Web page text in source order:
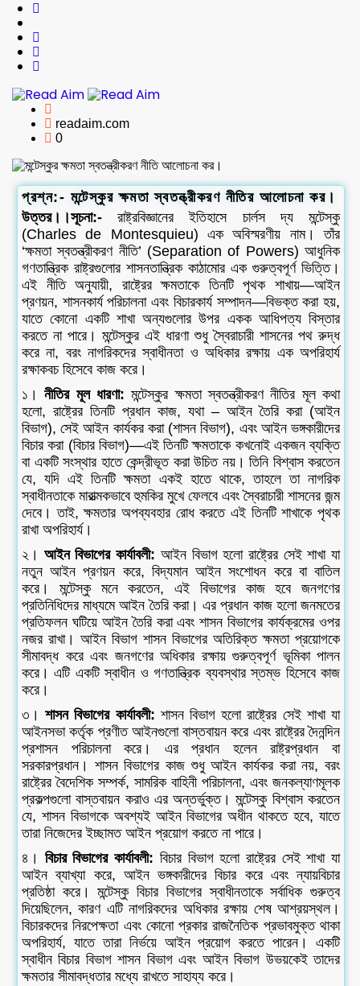
Read Aim
readaim.com
0
প্রশ্ন:- মন্টেস্কুর ক্ষমতা স্বতন্ত্রীকরণ নীতির আলোচনা কর।
উত্তর।।সূচনা:- রাষ্ট্রবিজ্ঞানের ইতিহাসে চার্লস দ্য মন্টেস্কু
(Charles de Montesquieu) এক অবিস্মরণীয় নাম। তাঁর
‘ক্ষমতা স্বতন্ত্রীকরণ নীতি’ (Separation of Powers) আধুনিক
গণতান্ত্রিক রাষ্ট্রগুলোর শাসনতান্ত্রিক কাঠামোর এক গুরুত্বপূর্ণ ভিত্তি।
এই নীতি অনুযায়ী, রাষ্ট্রের ক্ষমতাকে তিনটি পৃথক শাখায়—আইন
প্রণয়ন, শাসনকার্য পরিচালনা এবং বিচারকার্য সম্পাদন—বিভক্ত করা হয়,
যাতে কোনো একটি শাখা অন্যগুলোর উপর একক আধিপত্য বিস্তার
করতে না পারে। মন্টেস্কুর এই ধারণা শুধু স্বৈরাচারী শাসনের পথ রুদ্ধ
করে না, বরং নাগরিকদের স্বাধীনতা ও অধিকার রক্ষায় এক অপরিহার্য
রক্ষাকবচ হিসেবে কাজ করে।
১।নীতির মূল ধারণা: মন্টেস্কুর ক্ষমতা স্বতন্ত্রীকরণ নীতির মূল কথা
হলো, রাষ্ট্রের তিনটি প্রধান কাজ, যথা – আইন তৈরি করা (আইন
বিভাগ), সেই আইন কার্যকর করা (শাসন বিভাগ), এবং আইন ভঙ্গকারীদের
বিচার করা (বিচার বিভাগ)—এই তিনটি ক্ষমতাকে কখনোই একজন ব্যক্তি
বা একটি সংস্থার হাতে কেন্দ্রীভূত করা উচিত নয়। তিনি বিশ্বাস করতেন
যে, যদি এই তিনটি ক্ষমতা একই হাতে থাকে, তাহলে তা নাগরিক
স্বাধীনতাকে মারাত্মকভাবে হুমকির মুখে ফেলবে এবং স্বৈরাচারী শাসনের জন্ম
দেবে। তাই, ক্ষমতার অপব্যবহার রোধ করতে এই তিনটি শাখাকে পৃথক
রাখা অপরিহার্য।
২। আইন বিভাগের কার্যাবলী: আইন বিভাগ হলো রাষ্ট্রের সেই শাখা যা
নতুন আইন প্রণয়ন করে, বিদ্যমান আইন সংশোধন করে বা বাতিল
করে। মন্টেস্কু মনে করতেন, এই বিভাগের কাজ হবে জনগণের
প্রতিনিধিদের মাধ্যমে আইন তৈরি করা। এর প্রধান কাজ হলো জনমতের
প্রতিফলন ঘটিয়ে আইন তৈরি করা এবং শাসন বিভাগের কার্যক্রমের ওপর
নজর রাখা। আইন বিভাগ শাসন বিভাগের অতিরিক্ত ক্ষমতা প্রয়োগকে
সীমাবদ্ধ করে এবং জনগণের অধিকার রক্ষায় গুরুত্বপূর্ণ ভূমিকা পালন
করে। এটি একটি স্বাধীন ও গণতান্ত্রিক ব্যবস্থার স্তম্ভ হিসেবে কাজ
করে।
৩।শাসন বিভাগের কার্যাবলী: শাসন বিভাগ হলো রাষ্ট্রের সেই শাখা যা
আইনসভা কর্তৃক প্রণীত আইনগুলো বাস্তবায়ন করে এবং রাষ্ট্রের দৈনন্দিন
প্রশাসন পরিচালনা করে। এর প্রধান হলেন রাষ্ট্রপ্রধান বা
সরকারপ্রধান। শাসন বিভাগের কাজ শুধু আইন কার্যকর করা নয়, বরং
রাষ্ট্রের বৈদেশিক সম্পর্ক, সামরিক বাহিনী পরিচালনা, এবং জনকল্যাণমূলক
প্রকল্পগুলো বাস্তবায়ন করাও এর অন্তর্ভুক্ত। মন্টেস্কু বিশ্বাস করতেন
যে, শাসন বিভাগকে অবশ্যই আইন বিভাগের অধীন থাকতে হবে, যাতে
তারা নিজেদের ইচ্ছামত আইন প্রয়োগ করতে না পারে।
৪। বিচার বিভাগের কার্যাবলী: বিচার বিভাগ হলো রাষ্ট্রের সেই শাখা যা
আইন ব্যাখ্যা করে, আইন ভঙ্গকারীদের বিচার করে এবং ন্যায়বিচার
প্রতিষ্ঠা করে। মন্টেস্কু বিচার বিভাগের স্বাধীনতাকে সর্বাধিক গুরুত্ব
দিয়েছিলেন, কারণ এটি নাগরিকদের অধিকার রক্ষায় শেষ আশ্রয়স্থল।
বিচারকদের নিরপেক্ষতা এবং কোনো প্রকার রাজনৈতিক প্রভাবমুক্ত থাকা
অপরিহার্য, যাতে তারা নির্ভয়ে আইন প্রয়োগ করতে পারেন। একটি
স্বাধীন বিচার বিভাগ শাসন বিভাগ এবং আইন বিভাগ উভয়কেই তাদের
ক্ষমতার সীমাবদ্ধতার মধ্যে রাখতে সাহায্য করে।